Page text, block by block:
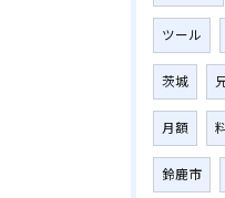
ツール
茨城
月額
鈴鹿市